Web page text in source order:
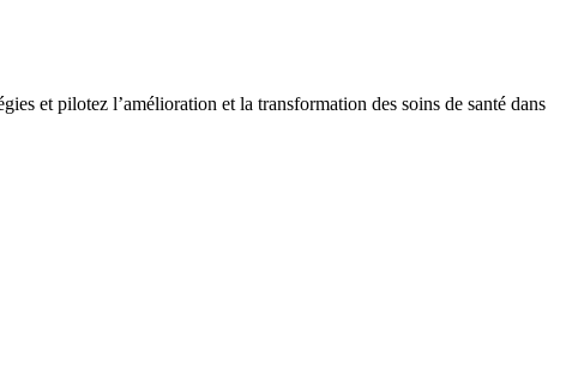
et pilotez l’amélioration et la transformation des soins de santé dans